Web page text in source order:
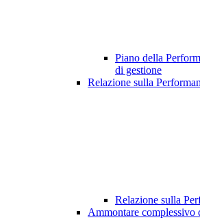
Piano della
di gestione
Relazione sulla
Relazione sulla
Ammontare complessivo